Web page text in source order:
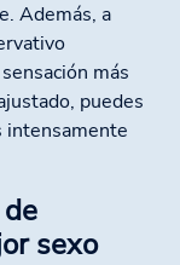
Además, a
más
puedes
intensamente
sexo